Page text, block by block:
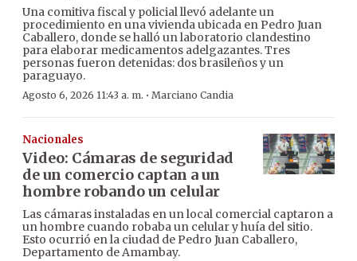
Una comitiva fiscal y policial llevó adelante un
procedimiento en una vivienda ubicada en Pedro Juan
Caballero, donde se halló un laboratorio clandestino
para elaborar medicamentos adelgazantes. Tres
personas fueron detenidas: dos brasileños y un
paraguayo.
Agosto 6, 2026 11:43 a. m. · Marciano Candia
Nacionales
Video: Cámaras de seguridad
de un comercio captan a un
hombre robando un celular
Las cámaras instaladas en un local comercial captaron a
un hombre cuando robaba un celular y huía del sitio.
Esto ocurrió en la ciudad de Pedro Juan Caballero,
Departamento de Amambay.